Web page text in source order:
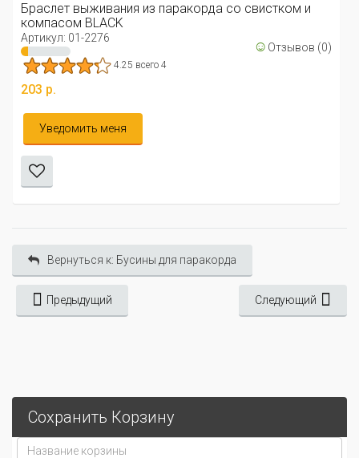
Браслет выживания из паракорда со свистком и
компасом BLACK
Артикул: 01-2276 ☺ Отзывов (0)
4.25 всего 4
203 р.
Уведомить меня
Вернуться к: Бусины для паракорда
Предыдущий Следующий
Сохранить Корзину